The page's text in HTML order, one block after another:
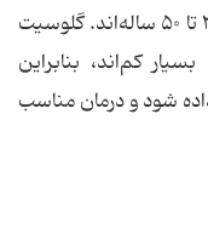
این بیماری می‌شوند که معمولاً مردان ۳۰ تا ۵۰ ساله‌اند. گلوسیت
کم‌اند، بنابراین
شود و درمان مناسب